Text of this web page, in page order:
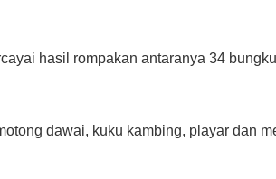
hasil rompakan antaranya 34
dawai, kuku kambing, playar dan